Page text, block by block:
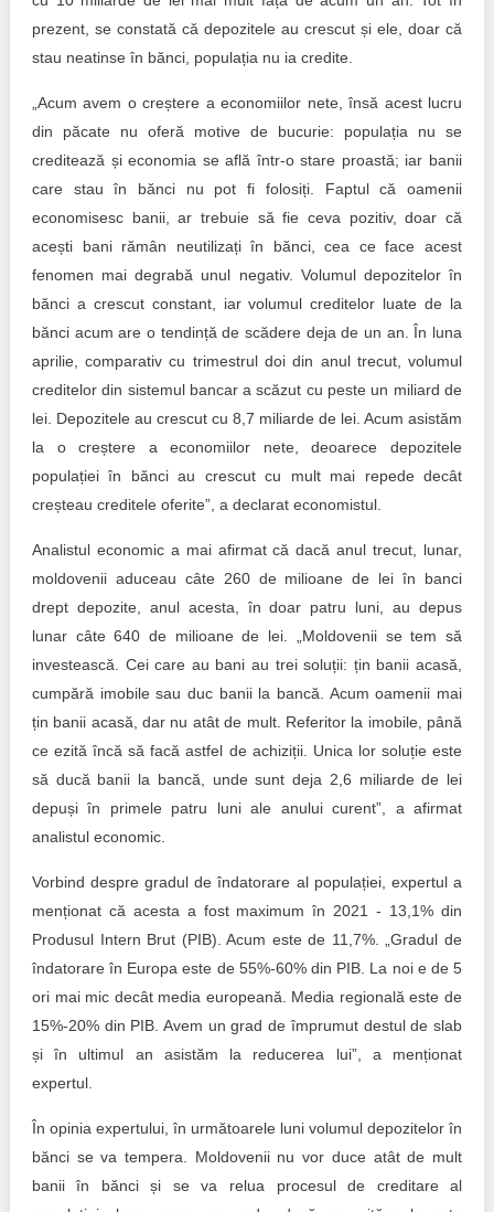
prezent, se constată că depozitele au crescut și ele, doar că
stau neatinse în bănci, populația nu ia credite.
„Acum avem o creștere a economiilor nete, însă acest lucru
din păcate nu oferă motive de bucurie: populația nu se
creditează și economia se află într-o stare proastă; iar banii
care stau în bănci nu pot fi folosiți. Faptul că oamenii
economisesc banii, ar trebuie să fie ceva pozitiv, doar că
acești bani rămân neutilizați în bănci, cea ce face acest
fenomen mai degrabă unul negativ. Volumul depozitelor în
bănci a crescut constant, iar volumul creditelor luate de la
bănci acum are o tendință de scădere deja de un an. În luna
aprilie, comparativ cu trimestrul doi din anul trecut, volumul
creditelor din sistemul bancar a scăzut cu peste un miliard de
lei. Depozitele au crescut cu 8,7 miliarde de lei. Acum asistăm
la o creștere a economiilor nete, deoarece depozitele
populației în bănci au crescut cu mult mai repede decât
creșteau creditele oferite”, a declarat economistul.
Analistul economic a mai afirmat că dacă anul trecut, lunar,
moldovenii aduceau câte 260 de milioane de lei în banci
drept depozite, anul acesta, în doar patru luni, au depus
lunar câte 640 de milioane de lei. „Moldovenii se tem să
investească. Cei care au bani au trei soluții: țin banii acasă,
cumpără imobile sau duc banii la bancă. Acum oamenii mai
țin banii acasă, dar nu atât de mult. Referitor la imobile, până
ce ezită încă să facă astfel de achiziții. Unica lor soluție este
să ducă banii la bancă, unde sunt deja 2,6 miliarde de lei
depuși în primele patru luni ale anului curent”, a afirmat
analistul economic.
Vorbind despre gradul de îndatorare al populației, expertul a
menționat că acesta a fost maximum în 2021 - 13,1% din
Produsul Intern Brut (PIB). Acum este de 11,7%. „Gradul de
îndatorare în Europa este de 55%-60% din PIB. La noi e de 5
ori mai mic decât media europeană. Media regională este de
15%-20% din PIB. Avem un grad de împrumut destul de slab
și în ultimul an asistăm la reducerea lui”, a menționat
expertul.
În opinia expertului, în următoarele luni volumul depozitelor în
bănci se va tempera. Moldovenii nu vor duce atât de mult
banii în bănci și se va relua procesul de creditare al